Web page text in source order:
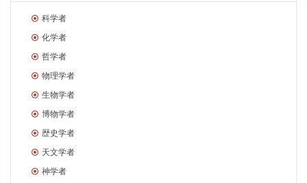
科学者
化学者
哲学者
物理学者
生物学者
博物学者
歴史学者
天文学者
神学者